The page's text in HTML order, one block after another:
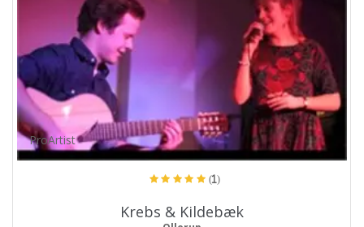
ProArtist
(1)
Krebs & Kildebæk